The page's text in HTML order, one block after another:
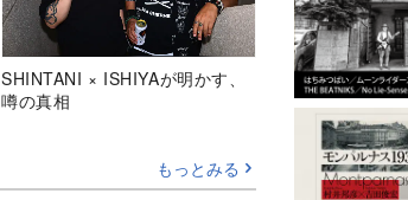
SHINTANI × ISHIYAが明かす、
噂の真相
もっとみる